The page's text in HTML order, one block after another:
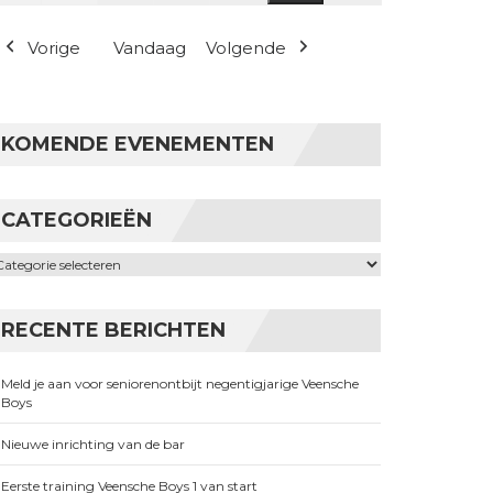
Vorige Vandaag Volgende
KOMENDE EVENEMENTEN
CATEGORIEËN
RECENTE BERICHTEN
Meld je aan voor seniorenontbijt negentigjarige Veensche
Boys
Nieuwe inrichting van de bar
Eerste training Veensche Boys 1 van start